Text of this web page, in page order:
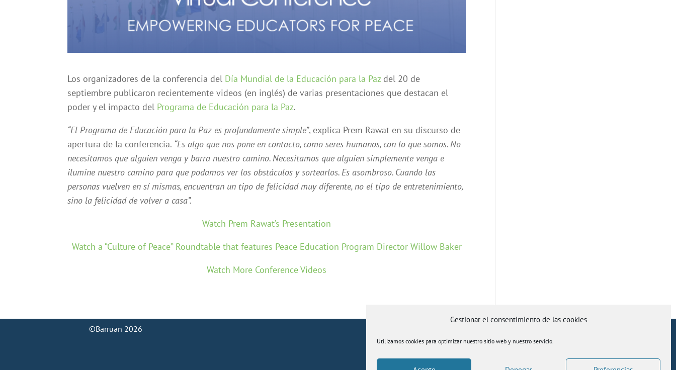
Gestionar el consentimiento de las cookies
Utilizamos cookies para optimizar nuestro sitio web y nuestro servicio.
Los organizadores de la conferencia del Día Mundial de la Educación para la Pazdel 20 de
septiembre publicaron recientemente videos (en inglés) de varias presentaciones que destacan el
poder y el impacto del Programa de Educación para la Paz.
“El Programa de Educación para la Paz es profundamente simple”, explica Prem Rawat en su discurso de
apertura de la conferencia. “Es algo que nos pone en contacto, como seres humanos, con lo que somos. No
necesitamos que alguien venga y barra nuestro camino. Necesitamos que alguien simplemente venga e
ilumine nuestro camino para que podamos ver los obstáculos y sortearlos. Es asombroso. Cuando las
personas vuelven en sí mismas, encuentran un tipo de felicidad muy diferente, no el tipo de entretenimiento,
sino la felicidad de volver a casa”.
Watch Prem Rawat’s Presentation
Watch a “Culture of Peace” Roundtable that features Peace Education Program Director Willow Baker
Watch More Conference Videos
©Barruan 2026